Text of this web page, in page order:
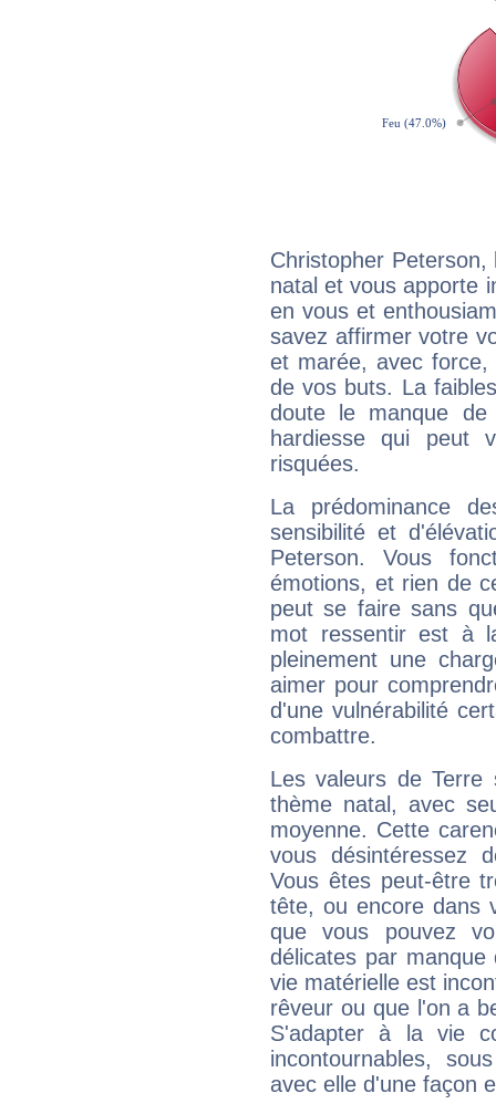
Christopher
natal et vous apporte
en vous et
savez affirmer votre
et marée, avec
de vos buts. La
doute le manque
hardiesse qui peut
risquées.
La prédominance
sensibilité et
Peterson. Vous
émotions, et rien de
peut se faire sans
mot ressentir est à
pleinement une
aimer pour
d'une vulnérabilité
combattre.
Les valeurs de Terre
thème natal, avec
moyenne. Cette
vous désintéressez
Vous êtes peut-être
tête, ou encore dans
que vous pouvez
délicates par
vie matérielle est
rêveur ou que l'on a
S'adapter à la vie
incontournables,
avec elle d'une façon